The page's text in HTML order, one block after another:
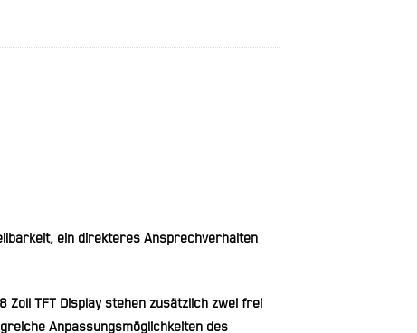
ein direkteres Ansprechverhalten
TFT Display stehen zusätzlich zwei frei
Anpassungsmöglichkeiten des